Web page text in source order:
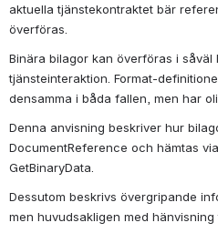
aktuella tjänstekontraktet bär
överföras.
Binära bilagor kan överföras i såväl
tjänsteinteraktion. Format-
densamma i båda fallen, men har
Denna anvisning beskriver hur
DocumentReference och hämtas
GetBinaryData.
Dessutom beskrivs övergripande
men huvudsakligen med hänvisning